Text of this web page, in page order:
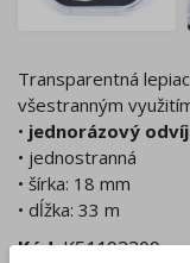
Transparentná
všestranným
• jednorázový
• jednostranná
• šírka: 18 mm
• dĺžka: 33 m
Kód:K51193309